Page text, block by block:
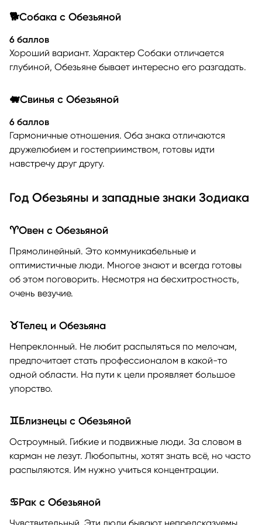
🐕Собака с Обезьяной
6 баллов
Хороший вариант. Характер Собаки отличается
глубиной, Обезьяне бывает интересно его разгадать.
🐖Свинья с Обезьяной
6 баллов
Гармоничные отношения. Оба знака отличаются
дружелюбием и гостеприимством, готовы идти
навстречу друг другу.
Год Обезьяны и западные знаки Зодиака
♈Овен с Обезьяной
Прямолинейный. Это коммуникабельные и
оптимистичные люди. Многое знают и всегда готовы
об этом поговорить. Несмотря на бесхитростность,
очень везучие.
♉Телец и Обезьяна
Непреклонный. Не любит распыляться по мелочам,
предпочитает стать профессионалом в какой-то
одной области. На пути к цели проявляет большое
упорство.
♊Близнецы с Обезьяной
Остроумный. Гибкие и подвижные люди. За словом в
карман не лезут. Любопытны, хотят знать всё, но часто
распыляются. Им нужно учиться концентрации.
♋Рак с Обезьяной